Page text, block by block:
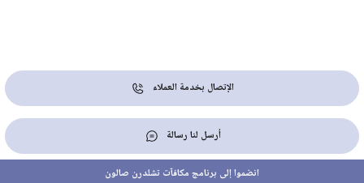
الإتصال بخدمة العملاء
أرسل لنا رسالة
انضموا إلى برنامج مكافآت تشلدرن صالون